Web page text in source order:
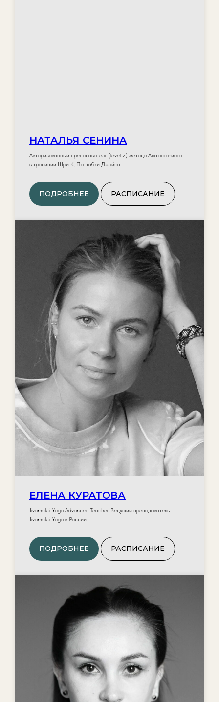
НАТАЛЬЯ СЕНИНА
Авторизованный преподаватель (level 2) метода Аштанга-йога
в традиции Шри К. Паттабхи Джойса
ПОДРОБНЕЕ РАСПИСАНИЕ
ЕЛЕНА КУРАТОВА
Jivamukti Yoga Advanced Teacher. Ведущий преподаватель
Jivamukti Yoga в России
ПОДРОБНЕЕ РАСПИСАНИЕ